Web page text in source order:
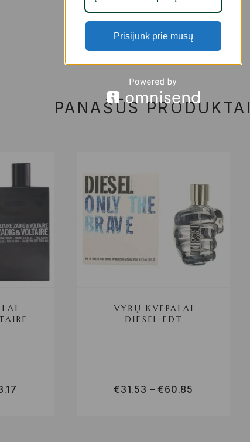
PANAŠŪS PRODUKTAI
VYRŲ KVEPALAI
DIESEL EDT
€31.53 – €60.85
Prisijunk prie mūsų